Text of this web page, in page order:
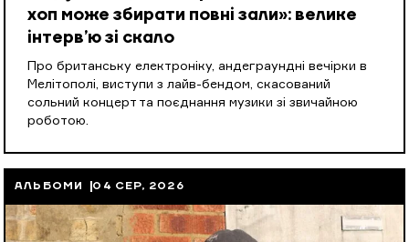
хоп може збирати повні зали»: велике
інтерв’ю зі скало
Про британську електроніку, андеграундні вечірки в
Мелітополі, виступи з лайв-бендом, скасований
сольний концерт та поєднання музики зі звичайною
роботою.
АЛЬБОМИ 04 СЕР, 2026